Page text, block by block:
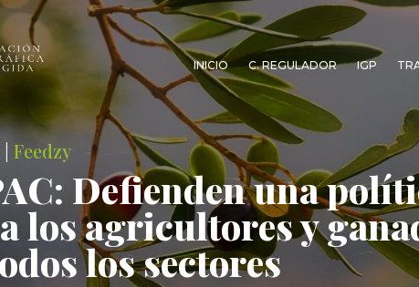
INICIO C. REGULADOR IGP
|Feedzy
Defienden una
los agricultores y
los sectores